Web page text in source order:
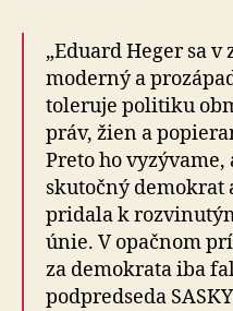
„Eduard Heger sa
moderný a
toleruje politiku
práv, žien a
Preto ho vyzývame,
skutočný demokrat
pridala k
únie. V opačnom
za demokrata iba
podpredseda